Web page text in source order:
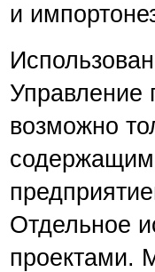
и
возможно
Отдельное
проектами.